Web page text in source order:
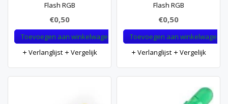
Flash RGB
€0,50
Toevoegen aan winkelwagen
Verlanglijst
Vergelijk
Flash RGB
€0,50
Toevoegen aan winkelwagen
Verlanglijst
Vergelijk